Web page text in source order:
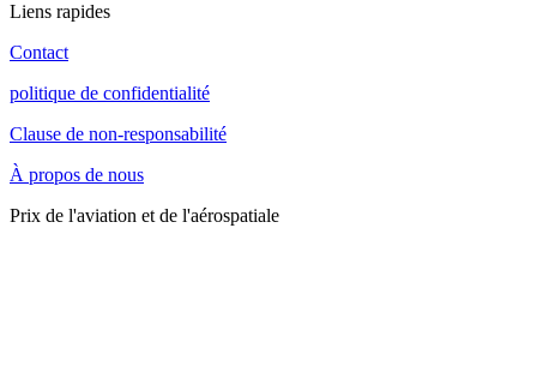
Liens rapides
Contact
politique de confidentialité
Clause de non-responsabilité
À propos de nous
Prix de l'aviation et de l'aérospatiale